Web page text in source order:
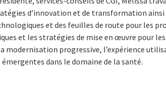
d’innovation et de transformation ainsi
et des feuilles de route pour les
et les stratégies de mise en œuvre pour
modernisation progressive, l’expérience
dans le domaine de la santé.